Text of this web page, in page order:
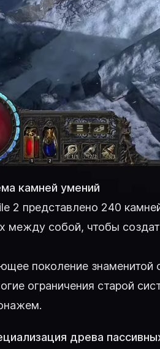
камней умений
2 представлено 240
между собой, чтобы
поколение знаменитой
ограничения старой
древа